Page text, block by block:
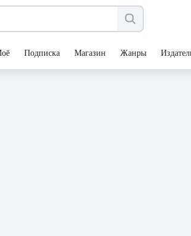
Подписка Магазин Жанры